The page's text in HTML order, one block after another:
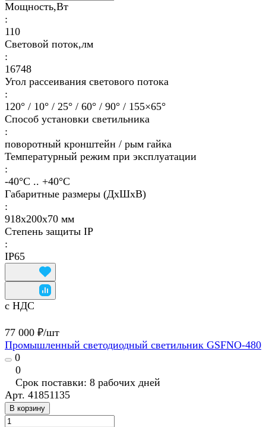
Мощность,Вт
:
110
Световой поток,лм
:
16748
Угол рассеивания светового потока
:
120° / 10° / 25° / 60° / 90° / 155×65°
Способ установки светильника
:
поворотный кронштейн / рым гайка
Температурный режим при эксплуатации
:
-40°С .. +40°C
Габаритные размеры (ДхШхВ)
:
918х200х70 мм
Степень защиты IP
:
IP65
с НДС
77 000 ₽/шт
Промышленный светодиодный светильник GSFNО-480
0
0
Срок поставки: 8 рабочих дней
Арт. 41851135
В корзину